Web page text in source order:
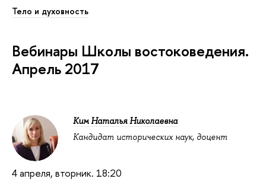
Тело и духовность
Вебинары Школы востоковедения.
Апрель 2017
Ким Наталья Николаевна
Кандидат исторических наук, доцент
4 апреля, вторник. 18:20